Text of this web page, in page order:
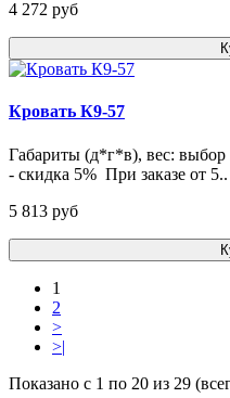
4 272 pуб
Кровать К9-57
Габариты (д*г*в), вес:
- скидка 5% При заказе от 5..
5 813 pуб
1
2
>
>|
Показано с 1 по 20 из 29